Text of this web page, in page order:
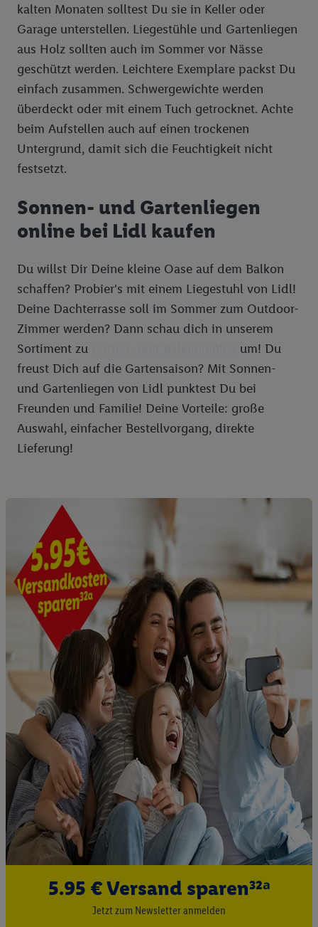
kalten Monaten solltest Du sie in Keller oder
Garage unterstellen. Liegestühle und Gartenliegen
aus Holz sollten auch im Sommer vor Nässe
geschützt werden. Leichtere Exemplare packst Du
einfach zusammen. Schwergewichte werden
überdeckt oder mit einem Tuch getrocknet. Achte
beim Aufstellen auch auf einen trockenen
Untergrund, damit sich die Feuchtigkeit nicht
festsetzt.
Sonnen- und Gartenliegen
online bei Lidl kaufen
Du willst Dir Deine kleine Oase auf dem Balkon
schaffen? Probier's mit einem Liegestuhl von Lidl!
Deine Dachterrasse soll im Sommer zum Outdoor-
Zimmer werden? Dann schau dich in unserem
Sortiment zu
um! Du
freust Dich auf die Gartensaison? Mit Sonnen-
und Gartenliegen von Lidl punktest Du bei
Freunden und Familie! Deine Vorteile: große
Auswahl, einfacher Bestellvorgang, direkte
Lieferung!
5.95 € Versand sparen³²ᵃ
Jetzt zum Newsletter anmelden
notwendiger Techniken zulassen. Durch einen Klick auf
„Zustimmen“ stimmen Sie allen Verarbeitungen zu sämtlichen
vorgenannten Zwecken unter Einbindung sämtlicher
genannten Partner zu. Weitere Informationen, auch zur
Speicherdauer der Daten und zu Ihrem Recht, Ihre
Einwilligung jederzeit mit Wirkung für die Zukunft zu
widerrufen, finden Sie in unseren Datenschutzbestimmungen.
Die Impressen finden Sie hier.Unter „Anpassen“ können Sie
einzelne Verwendungszwecke oder Partner zulassen; das gilt
auch für die nachfolgend schlagwortartig benannten Zwecke
Werbung und Erfolgsmessung:
Gewährleistung der Sicherheit, Verhinderung und Aufdeckung
von Betrug und Fehlerbehebung, Bereitstellung und Anzeige
von Daten aus unterschiedlichen Quellen, Verknüpfung
verschiedener Endgeräte, Identifikation von Geräten anhand
automatisch übermittelter Informationen, Messung des
Erfolgs von Werbekampagnen durch TTD und Nutzung der
Telekommunikations-basierten Utiq-Technologie für digitales
Marketing, sowie:
Verwendung genauer Standortdaten. Erstellung von
Profilen für personalisierte Werbung. Speichern von oder
Zugriff auf Informationen auf einem Endgerät.
Entwicklung und Verbesserung der Angebote. Analyse
von Zielgruppen durch Statistiken oder Kombinationen
Messung der Werbeleistung. Verwendung von Profilen
zur Auswahl personalisierter Werbung.
Liste der Partner (Lieferanten)